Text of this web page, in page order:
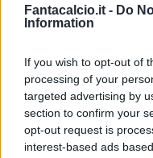
Fantacalcio.it - Do
Information
If you wish to opt-out of
processing of your
targeted advertising by
section to confirm your
opt-out request is
interest-based ads